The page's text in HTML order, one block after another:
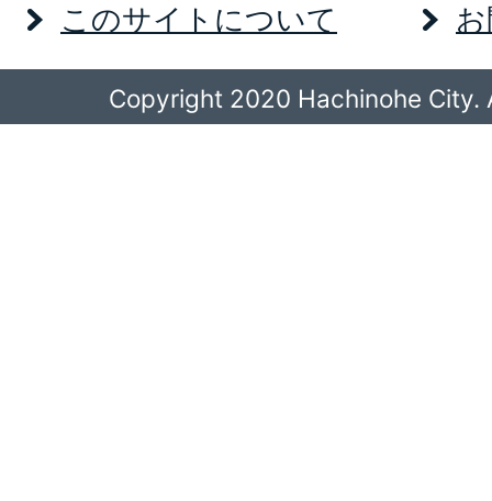
このサイトについて
Copyright 2020 Hachinohe City.